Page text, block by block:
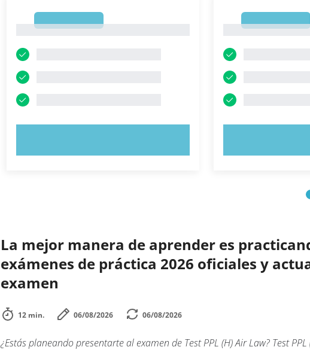
La mejor manera de aprender es
exámenes de práctica 2026 oficiales y
examen
12 min. 06/08/2026 06/08/2026
¿Estás planeando presentarte al examen de Test PPL (H) Air Law? Test